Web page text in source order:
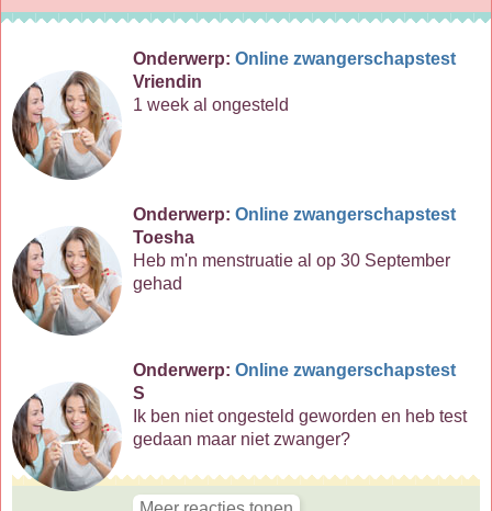
Onderwerp: Online zwangerschapstest
Vriendin
1 week al ongesteld
Onderwerp: Online zwangerschapstest
Toesha
Heb m'n menstruatie al op 30 September
gehad
Onderwerp: Online zwangerschapstest
S
Ik ben niet ongesteld geworden en heb test
gedaan maar niet zwanger?